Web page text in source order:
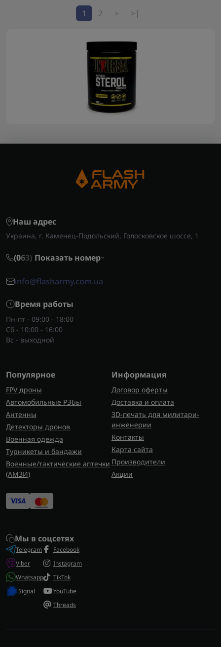
1 2 > >|
Наш адрес
Украина, г. Каменец-Подольский, Голосковское шоссе, 1
(063) Показать номер
info@flasharmy.com.ua
Время работы
Пн-пт - 09:00 - 18:00
Сб - 10:00 - 16:00
Вс - выходной
Популярное
FPV дроны
Автомобильные РЭБы
Антенны
Детекторы дронов
Военная одежда
Турникеты и бандажи
Военные/тактические аптечки
(AMЗИ)
Информация
Договор оферты
Доставка и оплата
3D-печать для милитари-
инженерии
Контакты
Карта сайта
Производители
Акции
Мы в соцсетях
Telegram
Viber
Whatsapp
Signal
Facebook
Instagram
TikTok
YouTube
Threads